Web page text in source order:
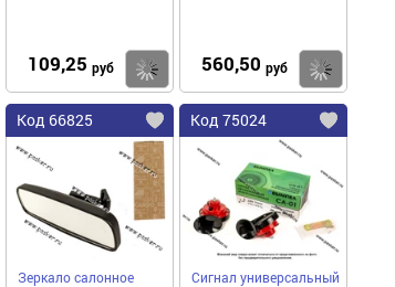
109,25 руб Купить
560,50 руб
Код 66825
Зеркало салонное
Код 75024
Сигнал универсальный